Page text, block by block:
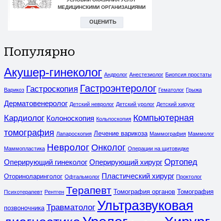
Популярно
Акушер-гинеколог Андролог Анестезиолог Биопсия простаты
Варикоз Гастроскопия Гастроэнтеролог Гематолог Грыжа
Дерматовенеролог Детский невролог Детский уролог Детский хирург
Кардиолог Колоноскопия Кольпоскопия Компьютерная
томография Лапароскопия Лечение варикоза Маммография Маммолог
Маммопластика Невролог Онколог Операции на щитовидке
Оперирующий гинеколог Оперирующий хирург Ортопед
Оториноларинголог Офтальмолог Пластический хирург Проктолог
Психотерапевт Рентген Терапевт Томография органов Томография
позвоночника Травматолог Ультразвуковая